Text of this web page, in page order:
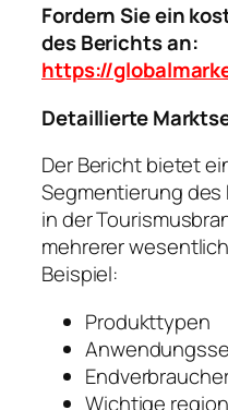
Fordern Sie ein
des Berichts an:
https://
Detaillierte
Der Bericht bietet
Segmentierung des
in der
mehrerer
Beispiel:
Produkttypen
Wichtige